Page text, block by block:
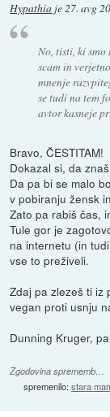
Hypathia je27. avg
No, tisti, ki
scam in
mnenje
se tudi na tem
avtor kasneje
Bravo, ČESTITAM!
Dokazal si, da
Da pa bi se malo
v pobiranju žensk
Zato pa rabiš čas,
Tule gor je
na internetu (in
vse to preživeli.
Zdaj pa zlezeš ti iz
vegan proti usnju
Dunning Kruger,
Zgodovina sprememb…
spremenilo:stara